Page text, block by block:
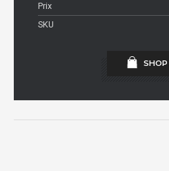
Prix
SKU
SHOP